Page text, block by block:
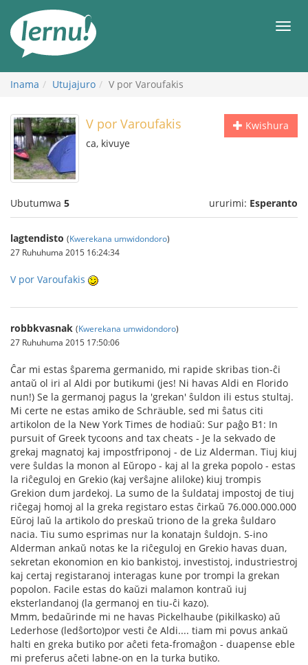
rupapuro
rw'ibirimwo
Inama Utujajuro V por Varoufakis
Kwishura
V por Varoufakis
ca, kivuye
Ubutumwa 5 ururimi: Esperanto
lagtendisto (Kwerekana umwidondoro)
27 Ruhuhuma 2015 16:24:34
V por Varoufakis
robbkvasnak (Kwerekana umwidondoro)
27 Ruhuhuma 2015 17:50:06
Ĉar mi estas ŝparema germanido, mi rapide skribas tion-ĉi
antaŭ ol iri al Aldi por butikumi (jes! Ni havas Aldi en Florido
nun!) Se la germanoj pagus la 'grekan' ŝuldon ili estus stultaj.
Mi certe ne estas amiko de Schräuble, sed mi ŝatus citi
artikolon de la New York Times de hodiaŭ: Sur paĝo B1: In
pursuit of Greek tycoons and tax cheats - Je la sekvado de
grekaj magnatoj kaj impostfriponoj - de Liz Alderman. Tiuj kiuj
vere ŝuldas la monon al Eŭropo - kaj al la greka popolo - estas
la riĉeguloj en Grekio (kaj verŝajne aliloke) kiuj trompis
Grekion dum jardekoj. La sumo de la ŝuldataj impostoj de tiuj
riĉegaj homoj al la greka registaro estas ĉirkaŭ 76.000.000.000
Eŭroj laŭ la artikolo do preskaŭ triono de la greka ŝuldaro
nacia. Tiu sumo esprimas nur la konatajn ŝuldojn. S-ino
Alderman ankaŭ notas ke la riĉeguloj en Grekio havas duan,
sekretan ekonomion en kio bankistoj, investistoj, industriestroj
kaj certaj registaranoj interagas kune por trompi la grekan
popolon. Facile estas do kaŭzi malamon kontraŭ iuj
eksterlandanoj (la germanoj en tiu-ĉi kazo).
Mmm, bedaŭrinde mi ne havas Pickelhaube (pikilkasko) aŭ
Lederhose (ledŝorto)por vesti ĉe Aldi.... tiam mi povus ankaŭ
halti en greka butiko por aĉeti feta-fromaĝon - duapense eble
mi preferus aĉeti labne-on en la turka butiko.